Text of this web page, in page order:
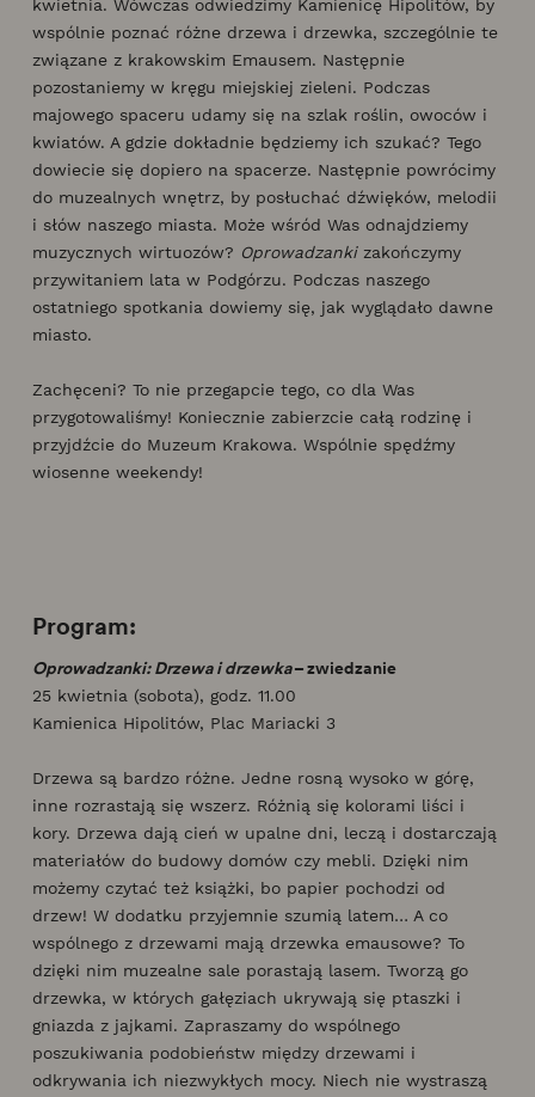
kwietnia. Wówczas odwiedzimy Kamienicę Hipolitów, by
wspólnie poznać różne drzewa i drzewka, szczególnie te
związane z krakowskim Emausem. Następnie
pozostaniemy w kręgu miejskiej zieleni. Podczas
majowego spaceru udamy się na szlak roślin, owoców i
kwiatów. A gdzie dokładnie będziemy ich szukać? Tego
dowiecie się dopiero na spacerze. Następnie powrócimy
do muzealnych wnętrz, by posłuchać dźwięków, melodii
i słów naszego miasta. Może wśród Was odnajdziemy
muzycznych wirtuozów? Oprowadzankizakończymy
przywitaniem lata w Podgórzu. Podczas naszego
ostatniego spotkania dowiemy się, jak wyglądało dawne
miasto.
Zachęceni? To nie przegapcie tego, co dla Was
przygotowaliśmy! Koniecznie zabierzcie całą rodzinę i
przyjdźcie do Muzeum Krakowa. Wspólnie spędźmy
wiosenne weekendy!
Program:
Oprowadzanki: Drzewa i drzewka– zwiedzanie
25 kwietnia (sobota), godz. 11.00
Kamienica Hipolitów, Plac Mariacki 3
Drzewa są bardzo różne. Jedne rosną wysoko w górę,
inne rozrastają się wszerz. Różnią się kolorami liści i
kory. Drzewa dają cień w upalne dni, leczą i dostarczają
materiałów do budowy domów czy mebli. Dzięki nim
możemy czytać też książki, bo papier pochodzi od
drzew! W dodatku przyjemnie szumią latem… A co
wspólnego z drzewami mają drzewka emausowe? To
dzięki nim muzealne sale porastają lasem. Tworzą go
drzewka, w których gałęziach ukrywają się ptaszki i
gniazda z jajkami. Zapraszamy do wspólnego
poszukiwania podobieństw między drzewami i
odkrywania ich niezwykłych mocy. Niech nie wystraszą